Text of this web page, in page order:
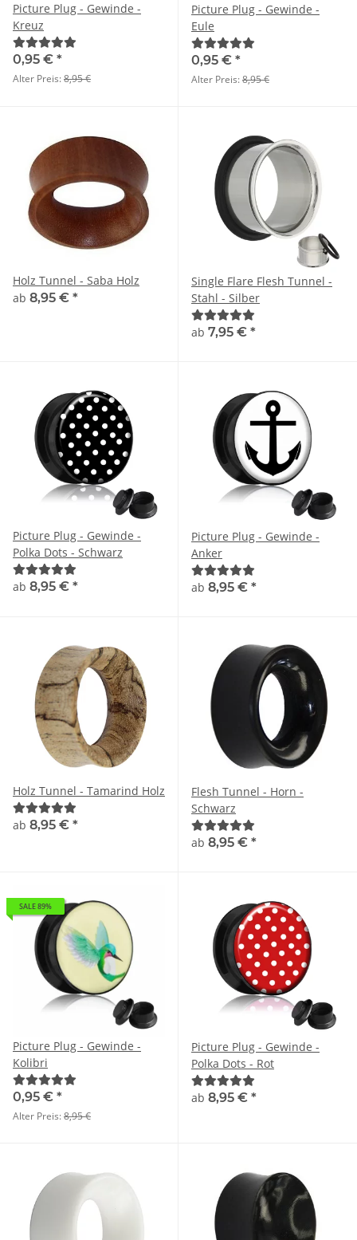
Picture Plug - Gewinde -
Kreuz
0,95 € *
Alter Preis:8,95 €
Picture Plug - Gewinde -
Eule
0,95 € *
Alter Preis:8,95 €
Holz Tunnel - Saba Holz
ab 8,95 € *
Single Flare Flesh Tunnel -
Stahl - Silber
ab 7,95 € *
Picture Plug - Gewinde -
Polka Dots - Schwarz
ab 8,95 € *
Picture Plug - Gewinde -
Anker
ab 8,95 € *
Holz Tunnel - Tamarind Holz
ab 8,95 € *
Flesh Tunnel - Horn -
Schwarz
ab 8,95 € *
SALE 89%
Picture Plug - Gewinde -
Kolibri
0,95 € *
Alter Preis:8,95 €
Picture Plug - Gewinde -
Polka Dots - Rot
ab 8,95 € *